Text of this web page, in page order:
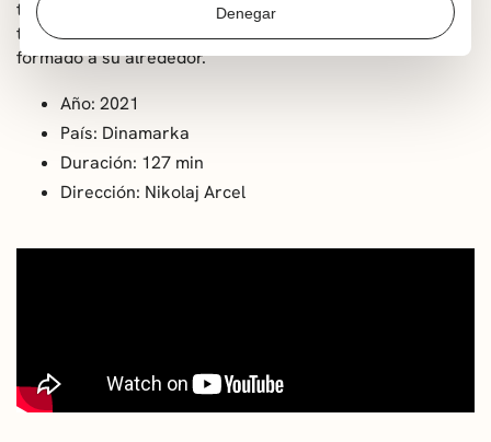
Denegar
tan desigual que pondrá en riesgo no solo su vida, sino
también a la familia de personas marginadas que se ha
formado a su alrededor.
Año: 2021
País: Dinamarka
Duración: 127 min
Dirección: Nikolaj Arcel